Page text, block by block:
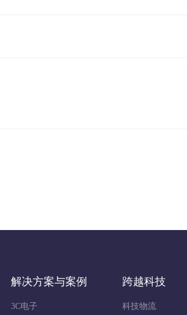
解决方案与案例
3C电子
跨越科技
科技物流